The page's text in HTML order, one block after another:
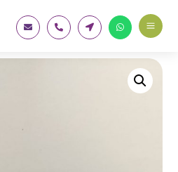
    a